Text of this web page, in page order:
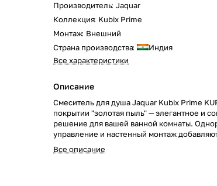
Производитель: Jaquar
Коллекция: Kubix Prime
Монтаж: Внешний
Страна производства:
Индия
Все характеристики
Описание
Смеситель для душа Jaquar Kubix Prime
покрытии "золотая пыль" — элегантное и
решение для вашей ванной комнаты.
управление и настенный монтаж
благородный акцент в интерьер, создавая
роскоши и комфорта.
Все описание